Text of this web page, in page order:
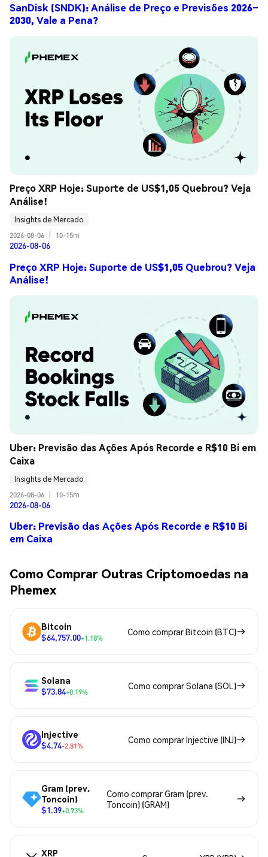
SanDisk (SNDK): Análise de Preço e Previsões 2026–
2030, Vale a Pena?
Preço XRP Hoje: Suporte de US$1,05 Quebrou? Veja
Análise!
Insights de Mercado
2026-08-06
10-15m
2026-08-06
Preço XRP Hoje: Suporte de US$1,05 Quebrou? Veja
Análise!
Uber: Previsão das Ações Após Recorde e R$10 Bi em
Caixa
Insights de Mercado
2026-08-06
10-15m
2026-08-06
Uber: Previsão das Ações Após Recorde e R$10 Bi
em Caixa
Como Comprar Outras Criptomoedas na
Phemex
Bitcoin
$64,757.00+1.18%
Como comprar Bitcoin (BTC)
Solana
$73.84+0.19%
Como comprar Solana (SOL)
Injective
$4.74-2.81%
Como comprar Injective (INJ)
Gram (prev.
Toncoin)
$1.39+0.73%
Como comprar Gram (prev.
Toncoin) (GRAM)
XRP